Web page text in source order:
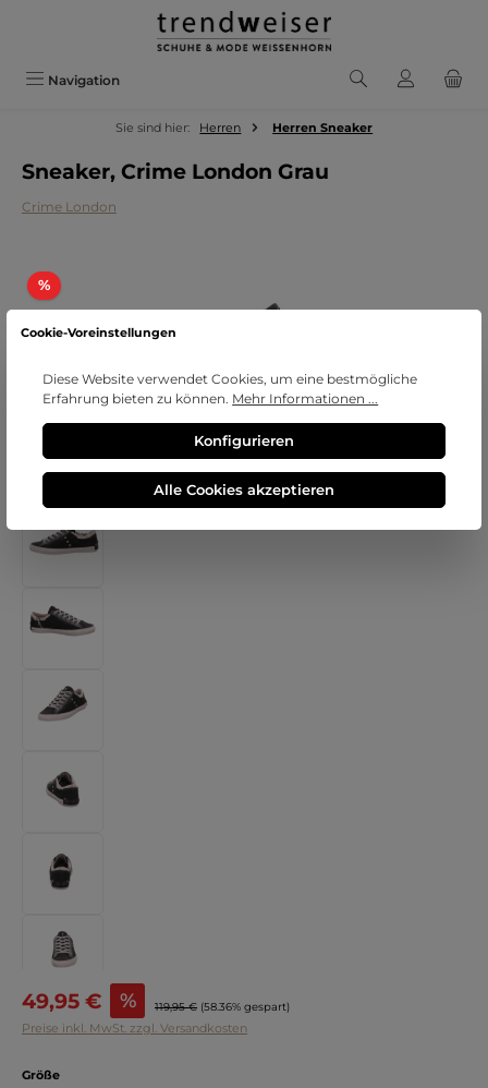
Zum Hauptinhalt springen
Navigation
Sie sind hier: Herren Herren Sneaker
Sneaker, Crime London Grau
Crime London
Bildergalerie überspringen
%Rabatt
Verkaufspreis:
49,95 € % Regulärer Preis:
119,95 € (58.36% gespart)
Preise inkl. MwSt. zzgl. Versandkosten
Größeauswählen
Cookie-Voreinstellungen
Diese Website verwendet Cookies, um eine bestmögliche
Erfahrung bieten zu können. Mehr Informationen ...
Konfigurieren
Alle Cookies akzeptieren